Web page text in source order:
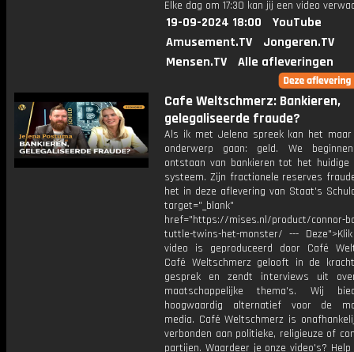
Elke dag om 17:30 kan jij een video
19-09-2024 18:00
YouTube
Amusement.TV
Jongeren.TV
Mensen.TV
Alle afleveringen
Cafe Weltschmerz: Bankieren,
gelegaliseerde fraude?
Als ik met Jelena spreek kan het
onderwerp gaan: geld. We
ontstaan van bankieren tot het huidige
systeem. Zijn fractionele reserves
het in deze aflevering van Staat's
target="_blank"
href="https://mises.nl/product/connor-
tuttle-twins-het-monster/ ---
video is geproduceerd door Café
Café Weltschmerz gelooft in de
gesprek en zendt interviews uit
maatschappelijke thema's. Wij
hoogwaardig alternatief voor de
media. Café Weltschmerz is
verbonden aan politieke, religieuze of
partijen. Waardeer je onze video's?